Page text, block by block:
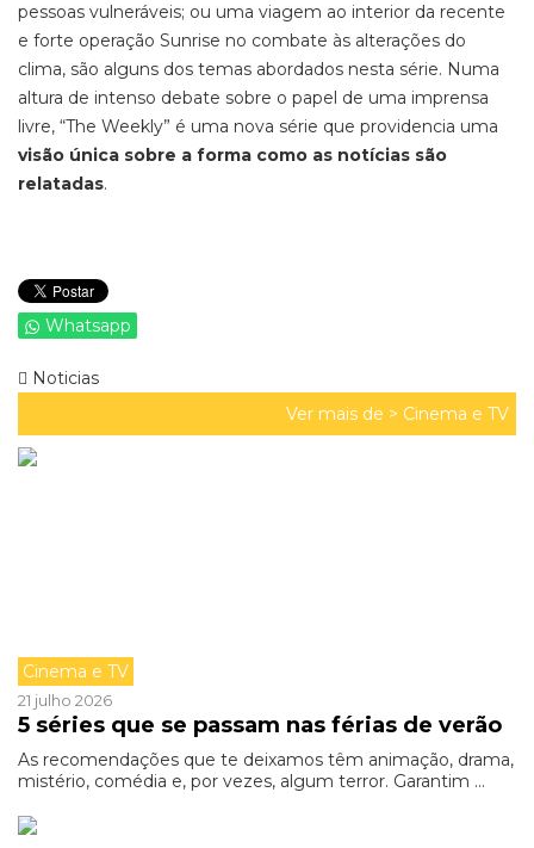
pessoas vulneráveis; ou uma viagem ao interior da recente
e forte operação Sunrise no combate às alterações do
clima, são alguns dos temas abordados nesta série. Numa
altura de intenso debate sobre o papel de uma imprensa
livre, “The Weekly” é uma nova série que providencia uma
visão única sobre a forma como as notícias são
relatadas.
Whatsapp
Noticias
Ver mais de > Cinema e TV
Cinema e TV
21 julho 2026
5 séries que se passam nas férias de verão
As recomendações que te deixamos têm animação, drama,
mistério, comédia e, por vezes, algum terror. Garantim ...